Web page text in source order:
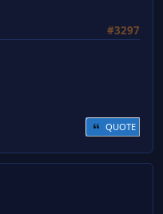
#3297
QUOTE